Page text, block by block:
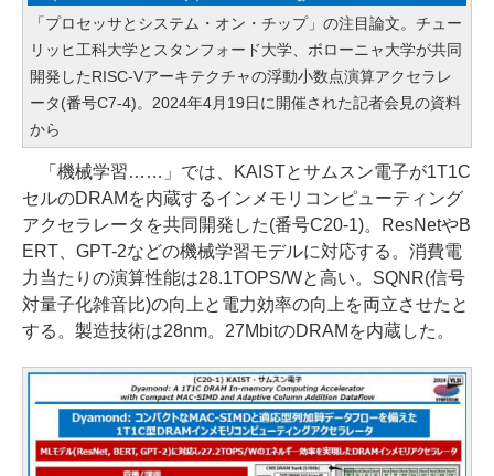
「プロセッサとシステム・オン・チップ」の注目論文。チュー
リッヒ工科大学とスタンフォード大学、ボローニャ大学が共同
開発したRISC-Vアーキテクチャの浮動小数点演算アクセラレ
ータ(番号C7-4)。2024年4月19日に開催された記者会見の資料
から
「機械学習……」では、KAISTとサムスン電子が1T1C
セルのDRAMを内蔵するインメモリコンピューティング
アクセラレータを共同開発した(番号C20-1)。ResNetやB
ERT、GPT-2などの機械学習モデルに対応する。消費電
力当たりの演算性能は28.1TOPS/Wと高い。SQNR(信号
対量子化雑音比)の向上と電力効率の向上を両立させたと
する。製造技術は28nm。27MbitのDRAMを内蔵した。